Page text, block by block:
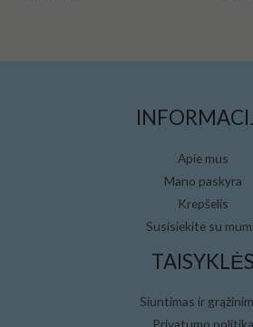
Apie mus
Mano paskyra
Krepšelis
Susisiekite su
TAISYKLĖS
Siuntimas ir